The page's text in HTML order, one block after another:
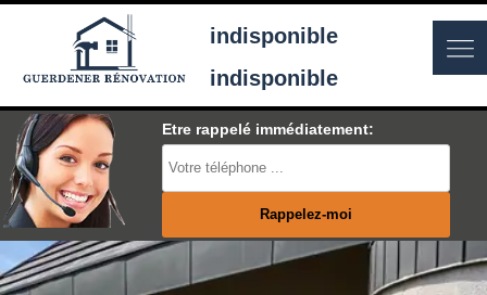
indisponible
indisponible
Etre rappelé immédiatement: